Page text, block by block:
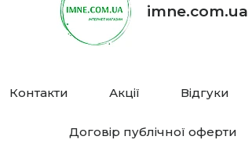
imne.com.ua
Контакти Акції Відгуки
Договір публічної оферти